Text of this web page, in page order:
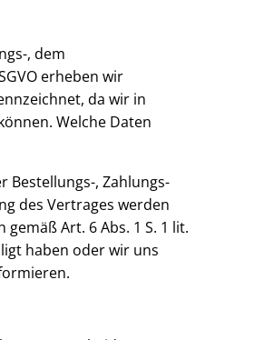
, dem
erheben wir
da wir in
Welche Daten
Bestellungs-, Zahlungs-
des Vertrages werden
Art. 6 Abs. 1 S. 1 lit.
haben oder wir uns